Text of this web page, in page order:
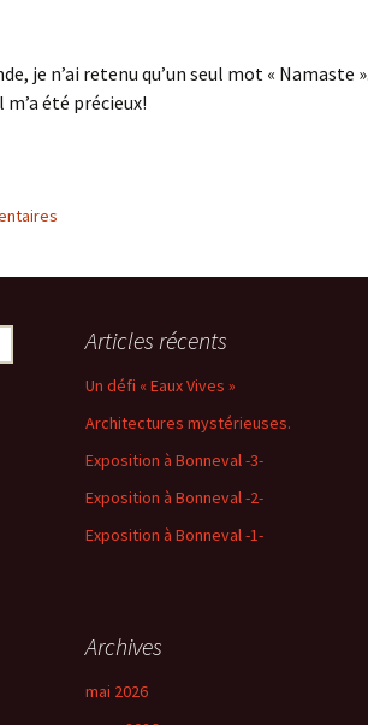
je n’ai retenu qu’un seul mot « Namaste
été précieux!
Articles récents
Un défi « Eaux Vives »
Architectures mystérieuses.
Exposition à Bonneval -3-
Exposition à Bonneval -2-
Exposition à Bonneval -1-
Archives
mai 2026